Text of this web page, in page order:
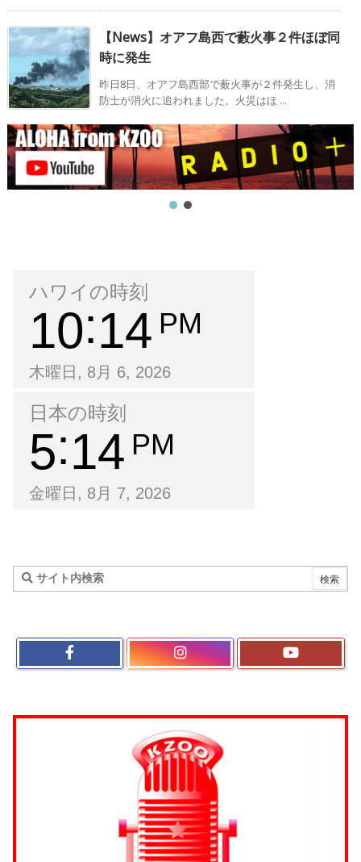
【News】オアフ島西で藪火事２件ほぼ同
時に発生
昨日8日、オアフ島西部で薮火事が２件発生し、消
防士が消火に追われました。火災はほ ...
ハワイの時刻
10 14 PM
木曜日, 8月 6, 2026
日本の時刻
5 14 PM
金曜日, 8月 7, 2026